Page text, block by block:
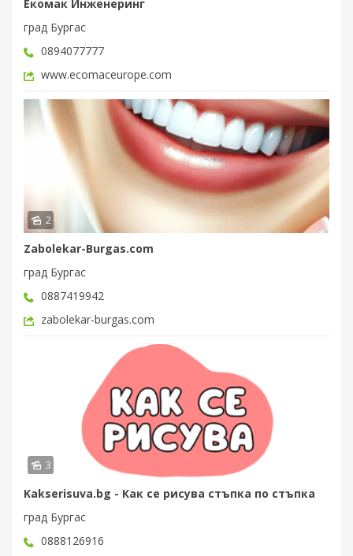
Екомак Инженеринг
град Бургас
0894077777
www.ecomaceurope.com
2
Zabolekar-Burgas.com
град Бургас
0887419942
zabolekar-burgas.com
3
Kakserisuva.bg - Как се рисува стъпка по стъпка
град Бургас
0888126916